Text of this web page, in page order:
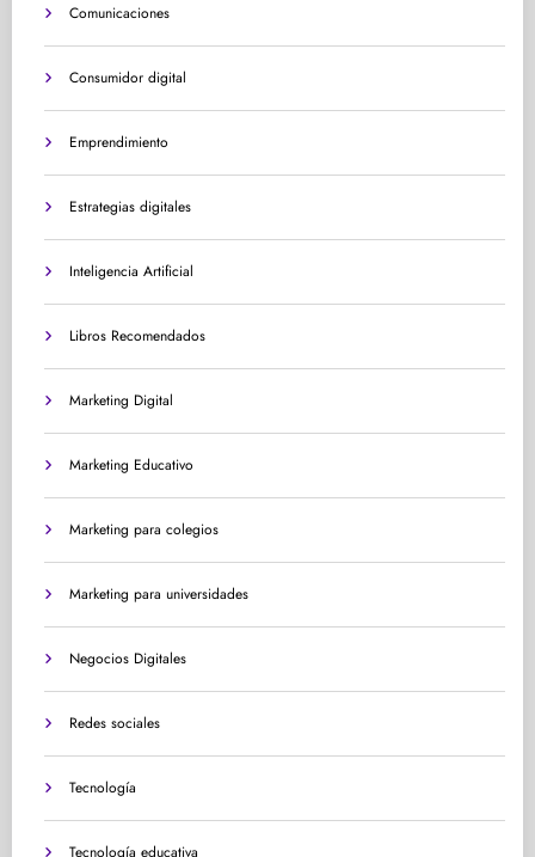
Comunicaciones
Consumidor digital
Emprendimiento
Estrategias digitales
Inteligencia Artificial
Libros Recomendados
Marketing Digital
Marketing Educativo
Marketing para colegios
Marketing para universidades
Negocios Digitales
Redes sociales
Tecnología
Tecnología educativa